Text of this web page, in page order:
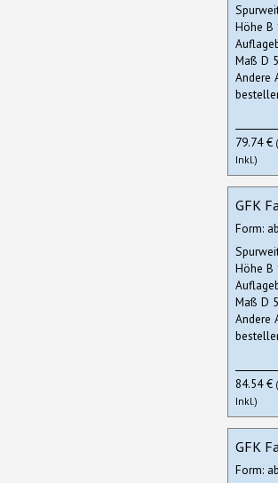
Höhe B
Maß D
Andere
79.74 €
Inkl.)
GFK
Form:
Höhe B
Maß D
Andere
84.54 €
Inkl.)
GFK
Form: